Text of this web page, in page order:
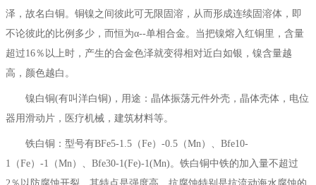
泽，故名白铜。铜镍之间彼此可无限固溶，从而形成连续固溶体，即
不论彼此的比例多少，而恒为α--单相合金。当把镍熔入红铜里，含量
超过16％以上时，产生的合金色泽就变得相对近白如银，镍含量越
高，颜色越白。
镍白铜(有叫洋白铜)，用途：晶体振荡元件外壳，晶体壳体，电位
器用滑动片，医疗机械，建筑材料等。
铁白铜：型号有BFe5-1.5（Fe）-0.5（Mn）、Bfe10-
1（Fe）-1（Mn）、Bfe30-1(Fe)-1(Mn)。铁白铜中铁的加入量不超过